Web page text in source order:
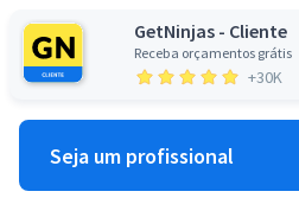
GetNinjas - Cliente
Receba orçamentos grátis
+30K
Seja um profissional